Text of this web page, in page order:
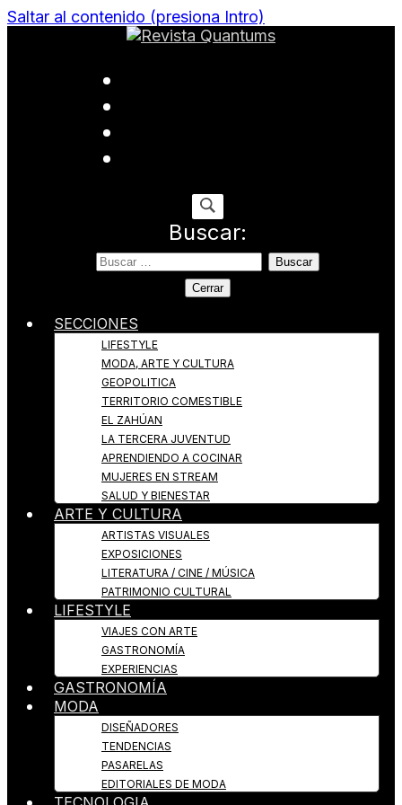
Saltar al contenido (presiona Intro)
Revista Quantums
Buscar:
Cerrar
SECCIONES
LIFESTYLE
MODA, ARTE Y CULTURA
GEOPOLITICA
TERRITORIO COMESTIBLE
EL ZAHÚAN
LA TERCERA JUVENTUD
APRENDIENDO A COCINAR
MUJERES EN STREAM
SALUD Y BIENESTAR
ARTE Y CULTURA
ARTISTAS VISUALES
EXPOSICIONES
LITERATURA / CINE / MÚSICA
PATRIMONIO CULTURAL
LIFESTYLE
VIAJES CON ARTE
GASTRONOMÍA
EXPERIENCIAS
GASTRONOMÍA
MODA
DISEÑADORES
TENDENCIAS
PASARELAS
EDITORIALES DE MODA